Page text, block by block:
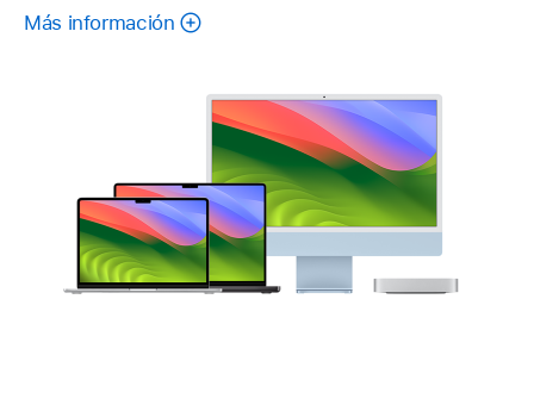
Más información sobre
reacondicionado.